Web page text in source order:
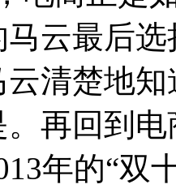
云最后
清楚地
。再回到
年的“双